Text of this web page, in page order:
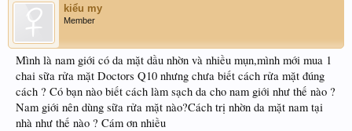
kiểu my
Member
Mình là nam giới có da mặt dầu nhờn và nhiều mụn,mình mới mua 1
chai sữa rửa mặt Doctors Q10 nhưng chưa biết cách rửa mặt đúng
cách ? Có bạn nào biết cách làm sạch da cho nam giới như thế nào ?
Nam giới nên dùng sữa rửa mặt nào?Cách trị nhờn da mặt nam tại
nhà như thế nào ? Cám ơn nhiều